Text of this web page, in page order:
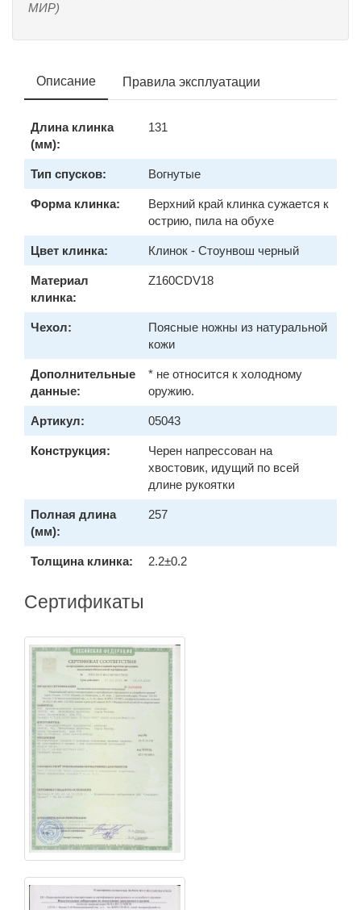
МИР)
Описание Правила эксплуатации
Длина клинка
(мм):
131
Тип спусков: Вогнутые
Форма клинка:
Верхний край клинка сужается к
острию, пила на обухе
Цвет клинка: Клинок - Стоунвош черный
Материал
клинка:
Z160CDV18
Чехол:
Поясные ножны из натуральной
кожи
Дополнительные
данные:
* не относится к холодному
оружию.
Артикул: 05043
Конструкция:
Черен напрессован на
хвостовик, идущий по всей
длине рукоятки
Полная длина
(мм):
257
Толщина клинка: 2.2±0.2
Сертификаты